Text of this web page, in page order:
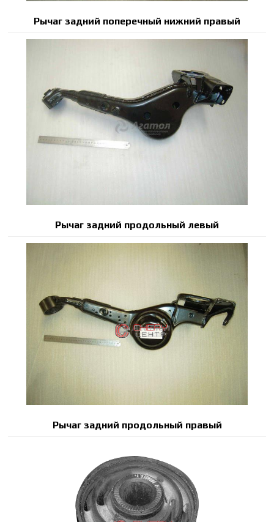
Рычаг задний поперечный нижний правый
Рычаг задний продольный левый
Рычаг задний продольный правый